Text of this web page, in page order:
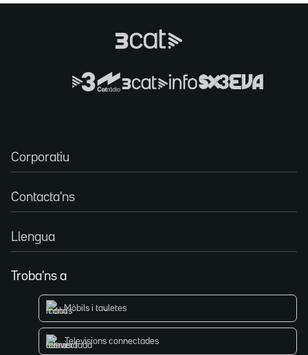
Corporatiu
Contacta'ns
Llengua
Troba'ns a
Mòbils i tauletes
Televisions connectades